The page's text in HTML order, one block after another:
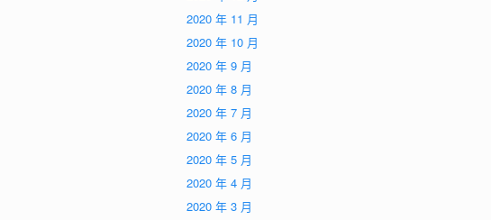
2020 年 11 月
2020 年 10 月
2020 年 9 月
2020 年 8 月
2020 年 7 月
2020 年 6 月
2020 年 5 月
2020 年 4 月
2020 年 3 月